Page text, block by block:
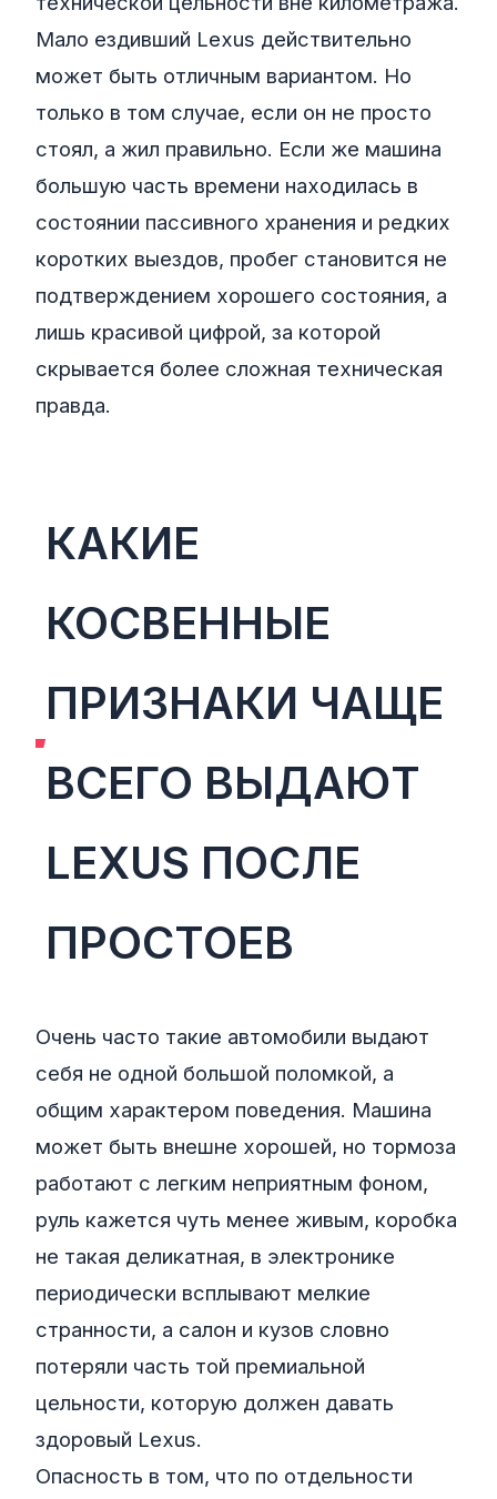
Мало ездивший Lexus действительно
может быть отличным вариантом. Но
только в том случае, если он не просто
стоял, а жил правильно. Если же машина
большую часть времени находилась в
состоянии пассивного хранения и редких
коротких выездов, пробег становится не
подтверждением хорошего состояния, а
лишь красивой цифрой, за которой
скрывается более сложная техническая
правда.
КАКИЕ
КОСВЕННЫЕ
ПРИЗНАКИ ЧАЩЕ
ВСЕГО ВЫДАЮТ
LEXUS ПОСЛЕ
ПРОСТОЕВ
Очень часто такие автомобили выдают
себя не одной большой поломкой, а
общим характером поведения. Машина
может быть внешне хорошей, но тормоза
работают с легким неприятным фоном,
руль кажется чуть менее живым, коробка
не такая деликатная, в электронике
периодически всплывают мелкие
странности, а салон и кузов словно
потеряли часть той премиальной
цельности, которую должен давать
здоровый Lexus.
Опасность в том, что по отдельности